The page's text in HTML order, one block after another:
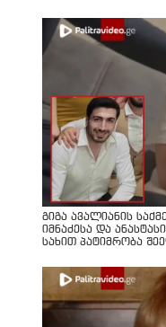
გიგა ავალიანის
იმნაძესა და
სახით პატიმრობა